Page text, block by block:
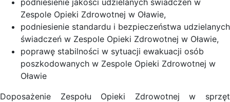
Zespole Opieki Zdrowotnej w Oławie,
podniesienie standardu i bezpieczeństwa udzielanych
świadczeń w Zespole Opieki Zdrowotnej w Oławie,
poprawę stabilności w sytuacji ewakuacji osób
poszkodowanych w Zespole Opieki Zdrowotnej w
Oławie
Doposażenie Zespołu Opieki Zdrowotnej w sprzęt